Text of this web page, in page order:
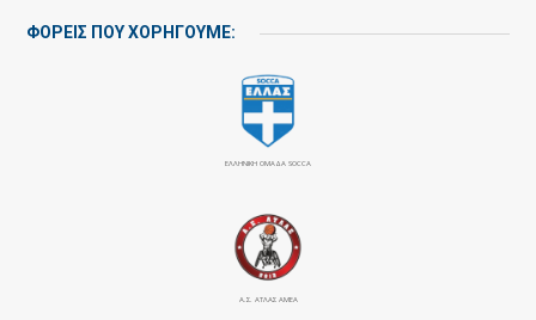
ΦΟΡΕΙΣ ΠΟΥ ΧΟΡΗΓΟΥΜΕ:
ΕΛΛΗΝΙΚΗ ΟΜΑΔΑ SOCCA
Α.Σ. ΑΤΛΑΣ ΑΜΕΑ